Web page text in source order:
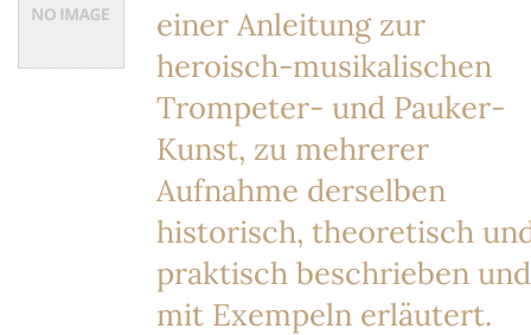
einer Anleitung zur
heroisch-musikalischen
Trompeter- und Pauker-
Kunst, zu mehrerer
Aufnahme derselben
historisch, theoretisch
praktisch beschrieben und
mit Exempeln erläutert.